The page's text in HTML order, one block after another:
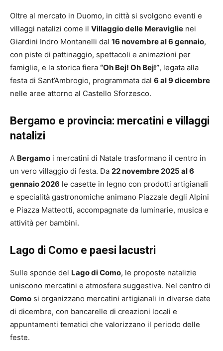
Oltre al mercato in Duomo, in città si svolgono eventi e
villaggi natalizi come il Villaggio delle Meraviglie nei
Giardini Indro Montanelli dal 16 novembre al 6 gennaio,
con piste di pattinaggio, spettacoli e animazioni per
famiglie, e la storica fiera “Oh Bej! Oh Bej!”, legata alla
festa di Sant’Ambrogio, programmata dal 6 al 9 dicembre
nelle aree attorno al Castello Sforzesco.
Bergamo e provincia: mercatini e villaggi
natalizi
A Bergamo i mercatini di Natale trasformano il centro in
un vero villaggio di festa. Da 22 novembre 2025 al 6
gennaio 2026 le casette in legno con prodotti artigianali
e specialità gastronomiche animano Piazzale degli Alpini
e Piazza Matteotti, accompagnate da luminarie, musica e
attività per bambini.
Lago di Como e paesi lacustri
Sulle sponde del Lago di Como, le proposte natalizie
uniscono mercatini e atmosfera suggestiva. Nel centro di
Como si organizzano mercatini artigianali in diverse date
di dicembre, con bancarelle di creazioni locali e
appuntamenti tematici che valorizzano il periodo delle
feste.